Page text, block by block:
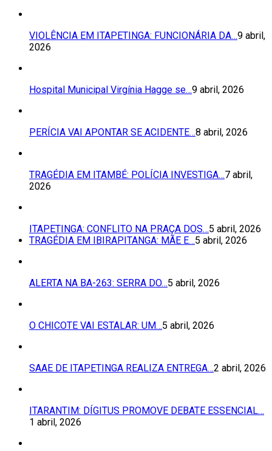
VIOLÊNCIA EM ITAPETINGA: FUNCIONÁRIA DA…9 abril,
2026
Hospital Municipal Virgínia Hagge se…9 abril, 2026
PERÍCIA VAI APONTAR SE ACIDENTE…8 abril, 2026
TRAGÉDIA EM ITAMBÉ: POLÍCIA INVESTIGA…7 abril,
2026
ITAPETINGA: CONFLITO NA PRAÇA DOS…5 abril, 2026
TRAGÉDIA EM IBIRAPITANGA: MÃE E…5 abril, 2026
ALERTA NA BA-263: SERRA DO…5 abril, 2026
O CHICOTE VAI ESTALAR: UM…5 abril, 2026
SAAE DE ITAPETINGA REALIZA ENTREGA…2 abril, 2026
ITARANTIM: DÍGITUS PROMOVE DEBATE ESSENCIAL…
1 abril, 2026